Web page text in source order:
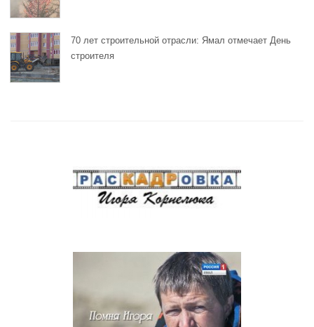
70 лет строительной отрасли: Ямал отмечает День
строителя